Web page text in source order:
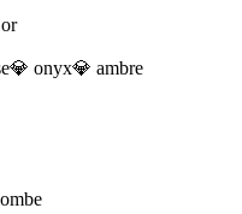
or
💎 onyx💎 ambre